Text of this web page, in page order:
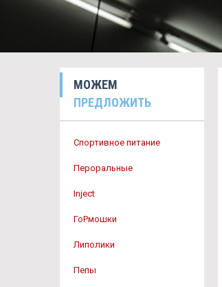
МОЖЕМ
ПРЕДЛОЖИТЬ
Спортивное питание
Пероральные
Inject
ГоРмошки
Липолики
Пепы